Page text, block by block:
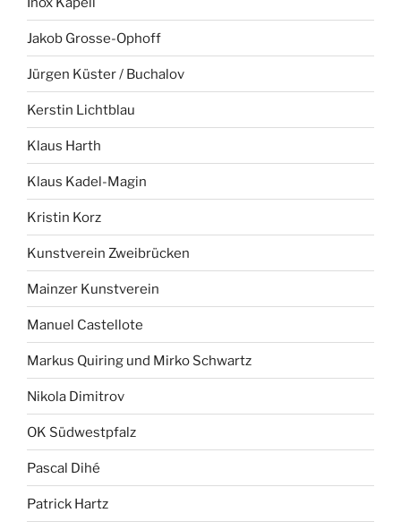
Jakob Grosse-Ophoff
Jürgen Küster / Buchalov
Kerstin Lichtblau
Klaus Harth
Klaus Kadel-Magin
Kristin Korz
Kunstverein Zweibrücken
Mainzer Kunstverein
Manuel Castellote
Markus Quiring und Mirko Schwartz
Nikola Dimitrov
OK Südwestpfalz
Pascal Dihé
Patrick Hartz